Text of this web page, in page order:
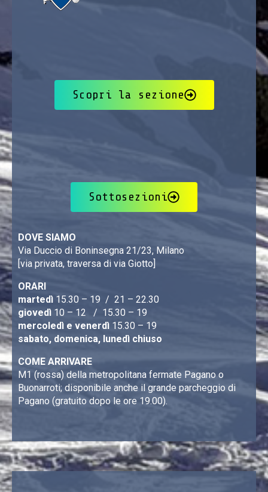
Scopri la sezione
Sottosezioni
DOVE SIAMO
Via Duccio di Boninsegna 21/23, Milano
[via privata, traversa di via Giotto]
ORARI
martedì 15.30 – 19 / 21 – 22.30
giovedì 10 – 12 / 15.30 – 19
mercoledì e venerdì 15.30 – 19
sabato, domenica, lunedì chiuso
COME ARRIVARE
M1 (rossa) della metropolitana fermate Pagano o
Buonarroti; disponibile anche il grande parcheggio di
Pagano (gratuito dopo le ore 19.00).